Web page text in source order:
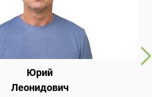
Юрий
Леонидович